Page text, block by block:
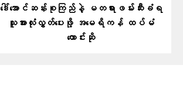
ဒေါ်အောင်ဆန်းစုကြည်နဲ့ မတရားဖမ်းဆီးခံရ
သူအားလုံးလွှတ်ပေးဖို့ အမေရိကန် ထပ်မံ
တောင်းဆို